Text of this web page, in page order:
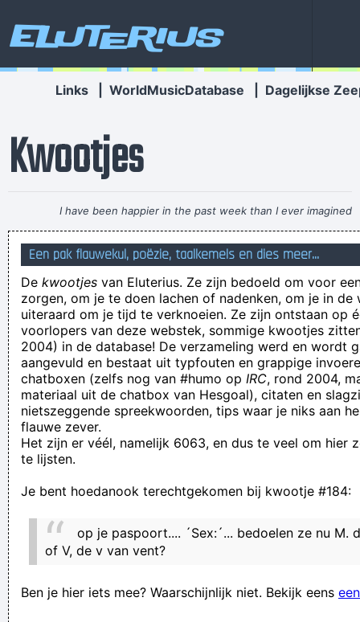
Eluterius
Links WorldMusicDatabase Dagelijkse
Kwootjes
I have been happier in the past week than I ever imagined
possible and it doesn't have a damn thing to do with the
money. You're the real prize. The lottery was just a bonus
Jeff Porcaro
Het loopt de stuipgaten uit!
Union heeft schaapjes op het droge tegen mak Essevee -
Unie has sheep on it dry against tame essecattle
Leddy Pistazien, de kort-van-stof-zijnde bedenker van
namen voor supportersclans, heeft de kunde om de ene keer
met links en dan weer met rechts zijn * af te vegen
Bij sommige mensen klinkt hun hoest alsof ze aan het
woorden fout splitsen: zijk-analen
Drie mannen zijn elkaar in pretpark De Efteling te lijf gegaan
een scheet had gelaten.
Een pak flauwekul, poëzie, taalkemels en dies meer...
De kwootjes van Eluterius. Ze zijn bedoeld om voor
zorgen, om je te doen lachen of nadenken, om je in de
uiteraard om je tijd te verknoeien. Ze zijn ontstaan op
voorlopers van deze webstek, sommige kwootjes
2004) in de database! De verzameling werd en wordt
aangevuld en bestaat uit typfouten en grappige
chatboxen (zelfs nog van #humo op IRC, rond 2004,
materiaal uit de chatbox van Hesgoal), citaten en
nietszeggende spreekwoorden, tips waar je niks aan
flauwe zever.
Het zijn er véél, namelijk 6063, en dus te veel om hier
te lijsten.
Je bent hoedanook terechtgekomen bij kwootje #184:
op je paspoort.... ´Sex:´... bedoelen ze nu M.
of V, de v van vent?
Ben je hier iets mee? Waarschijnlijk niet. Bekijk eens